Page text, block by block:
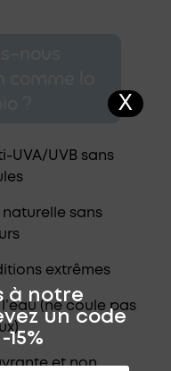
UVA/UVB sans
naturelle sans
extrêmes
(ne coule pas
et non
à notre
un code
X